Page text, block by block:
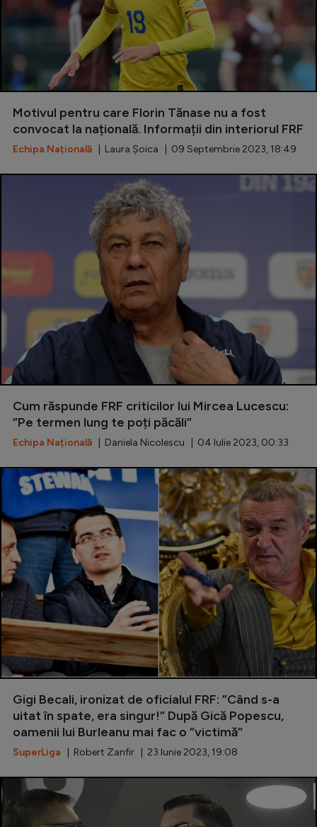
Motivul pentru care Florin Tănase nu a fost
convocat la națională. Informații din interiorul FRF
Echipa Națională | Laura Șoica | 09 Septembrie 2023, 18:49
Cum răspunde FRF criticilor lui Mircea Lucescu:
”Pe termen lung te poți păcăli”
Echipa Națională | Daniela Nicolescu | 04 Iulie 2023, 00:33
Gigi Becali, ironizat de oficialul FRF: ”Când s-a
uitat în spate, era singur!” După Gică Popescu,
oamenii lui Burleanu mai fac o ”victimă”
SuperLiga | Robert Zanfir | 23 Iunie 2023, 19:08